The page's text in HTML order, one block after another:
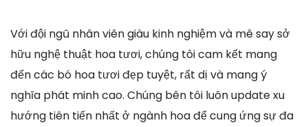
Với đội ngũ nhân viên giàu kinh nghiệm và mê say sở
hữu nghệ thuật hoa tươi, chúng tôi cam kết mang
đến các bó hoa tươi đẹp tuyệt, rất dị và mang ý
nghĩa phát minh cao. Chúng bên tôi luôn update xu
hướng tiên tiến nhất ở ngành hoa để cung ứng sự đa